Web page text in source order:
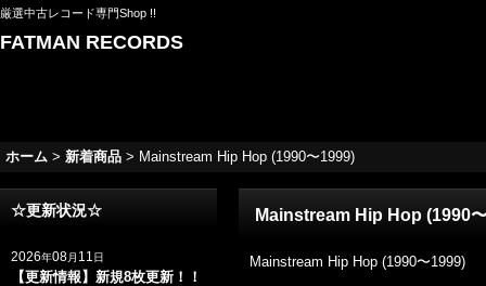
厳選中古レコード専門Shop !!
FATMAN RECORDS
ホーム > 新着商品 > Mainstream Hip Hop (1990〜1999)
☆更新状況☆
2026年08月 11日
【更新情報】新規8枚更新！！
Mainstream Hip Hop (1990
Mainstream Hip Hop (1990〜1999)